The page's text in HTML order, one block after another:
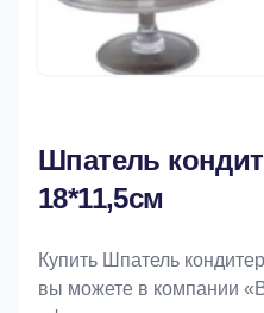
Шпатель
18*11,5см
Купить Шпатель
вы можете в компании